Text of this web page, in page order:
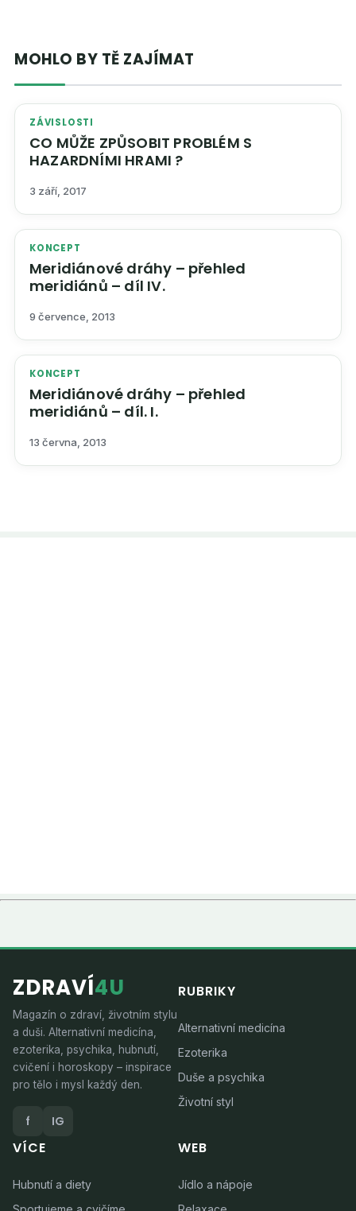
MOHLO BY TĚ ZAJÍMAT
ZÁVISLOSTI
CO MŮŽE ZPŮSOBIT PROBLÉM S
HAZARDNÍMI HRAMI ?
3 září, 2017
KONCEPT
Meridiánové dráhy – přehled
meridiánů – díl IV.
9 července, 2013
KONCEPT
Meridiánové dráhy – přehled
meridiánů – díl. I.
13 června, 2013
ZDRAVÍ4U
Magazín o zdraví, životním stylu
a duši. Alternativní medicína,
ezoterika, psychika, hubnutí,
cvičení i horoskopy – inspirace
pro tělo i mysl každý den.
f IG
RUBRIKY
Alternativní medicína
Ezoterika
Duše a psychika
Životní styl
VÍCE
Hubnutí a diety
WEB
Jídlo a nápoje